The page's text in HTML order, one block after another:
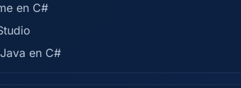
en C#
en C#